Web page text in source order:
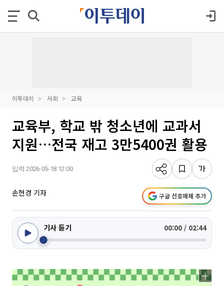
이투데이 사회 교육
교육부, 학교 밖 청소년에 교과서
지원…전국 재고 3만5400권 활용
입력 2026-05-18 12:00
손현경 기자 구글 선호매체 추가
기사 듣기 00:00 / 02:44